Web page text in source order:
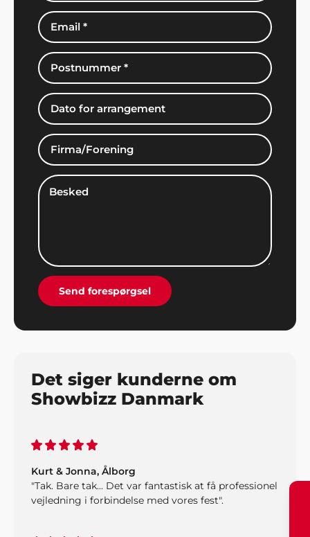
Send forespørgsel
Det siger kunderne om
Showbizz Danmark
John Jensen, Herning
"Vi har booket musik gennem Showbizz Danmark.
God og kyndig vejledning og hurtig booking".
Edith Knudsen, Bramming
"Tak for hjælpen. Alle gæsterne roste
Kurt & Jonna, Ålborg
"Tak. Bare tak... Det var fantastisk at få professionel
vejledning i forbindelse med vores fest".